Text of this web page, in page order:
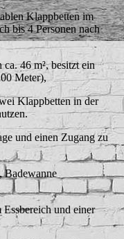
Klappbetten im
bis 4 Personen nach
46 m², besitzt ein
Meter),
Klappbetten in der
und einen Zugang zu
Badewanne
und einer